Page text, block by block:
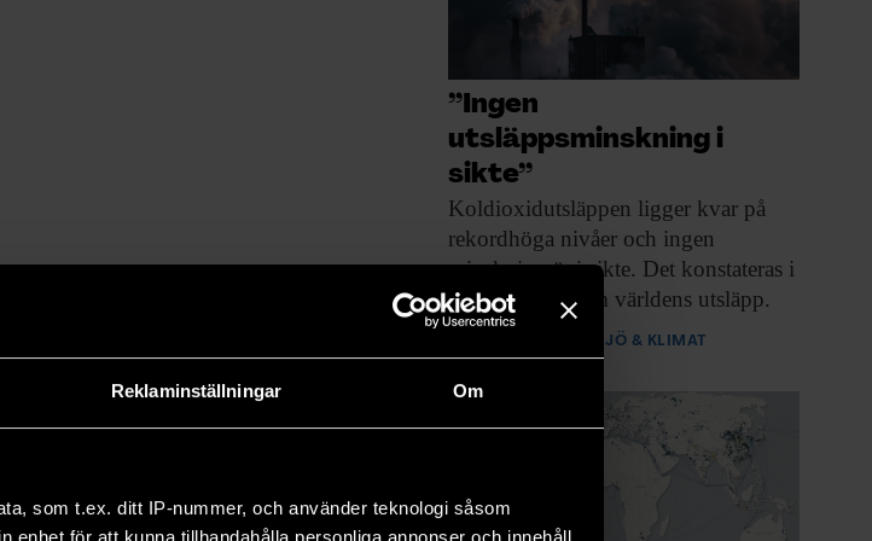
Reklaminställningar Om
som t.ex. ditt IP-nummer, och använder teknologi såsom
för att kunna tillhandahålla personliga annonser och innehåll,
skede.
av vätgas.
Fullt
ska sedan
”Ingen
utsläppsminskning i
sikte”
Koldioxidutsläppen ligger kvar på
rekordhöga nivåer och ingen
minskning är i sikte. Det konstateras i
en ny rapport om världens utsläpp.
MILJÖ & KLIMAT